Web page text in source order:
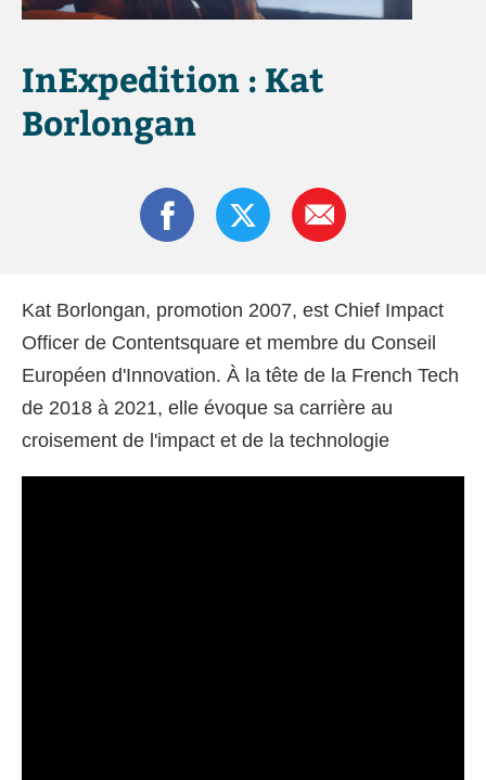
InExpedition : Kat
Borlongan
Kat Borlongan, promotion 2007, est Chief Impact
Officer de Contentsquare et membre du Conseil
Européen d'Innovation. À la tête de la French Tech
de 2018 à 2021, elle évoque sa carrière au
croisement de l'impact et de la technologie